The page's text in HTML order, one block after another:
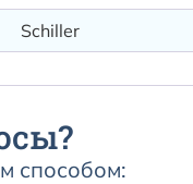
Schiller
способом: